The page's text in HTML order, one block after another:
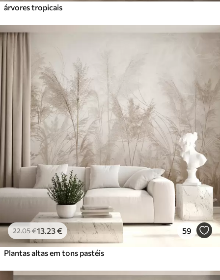
árvores tropicais
22.05€13 .23€ 59
Plantas altas em tons pastéis